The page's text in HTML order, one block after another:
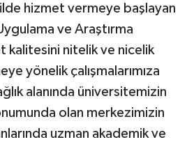
hizmet vermeye başlayan
ve Araştırma
kalitesini nitelik ve nicelik
yönelik çalışmalarımıza
alanında üniversitemizin
olan merkezimizin
uzman akademik ve